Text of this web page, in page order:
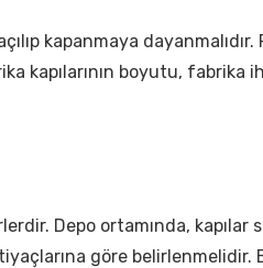
kapanmaya
kapılarının boyutu, fabrika
Depo ortamında,
göre